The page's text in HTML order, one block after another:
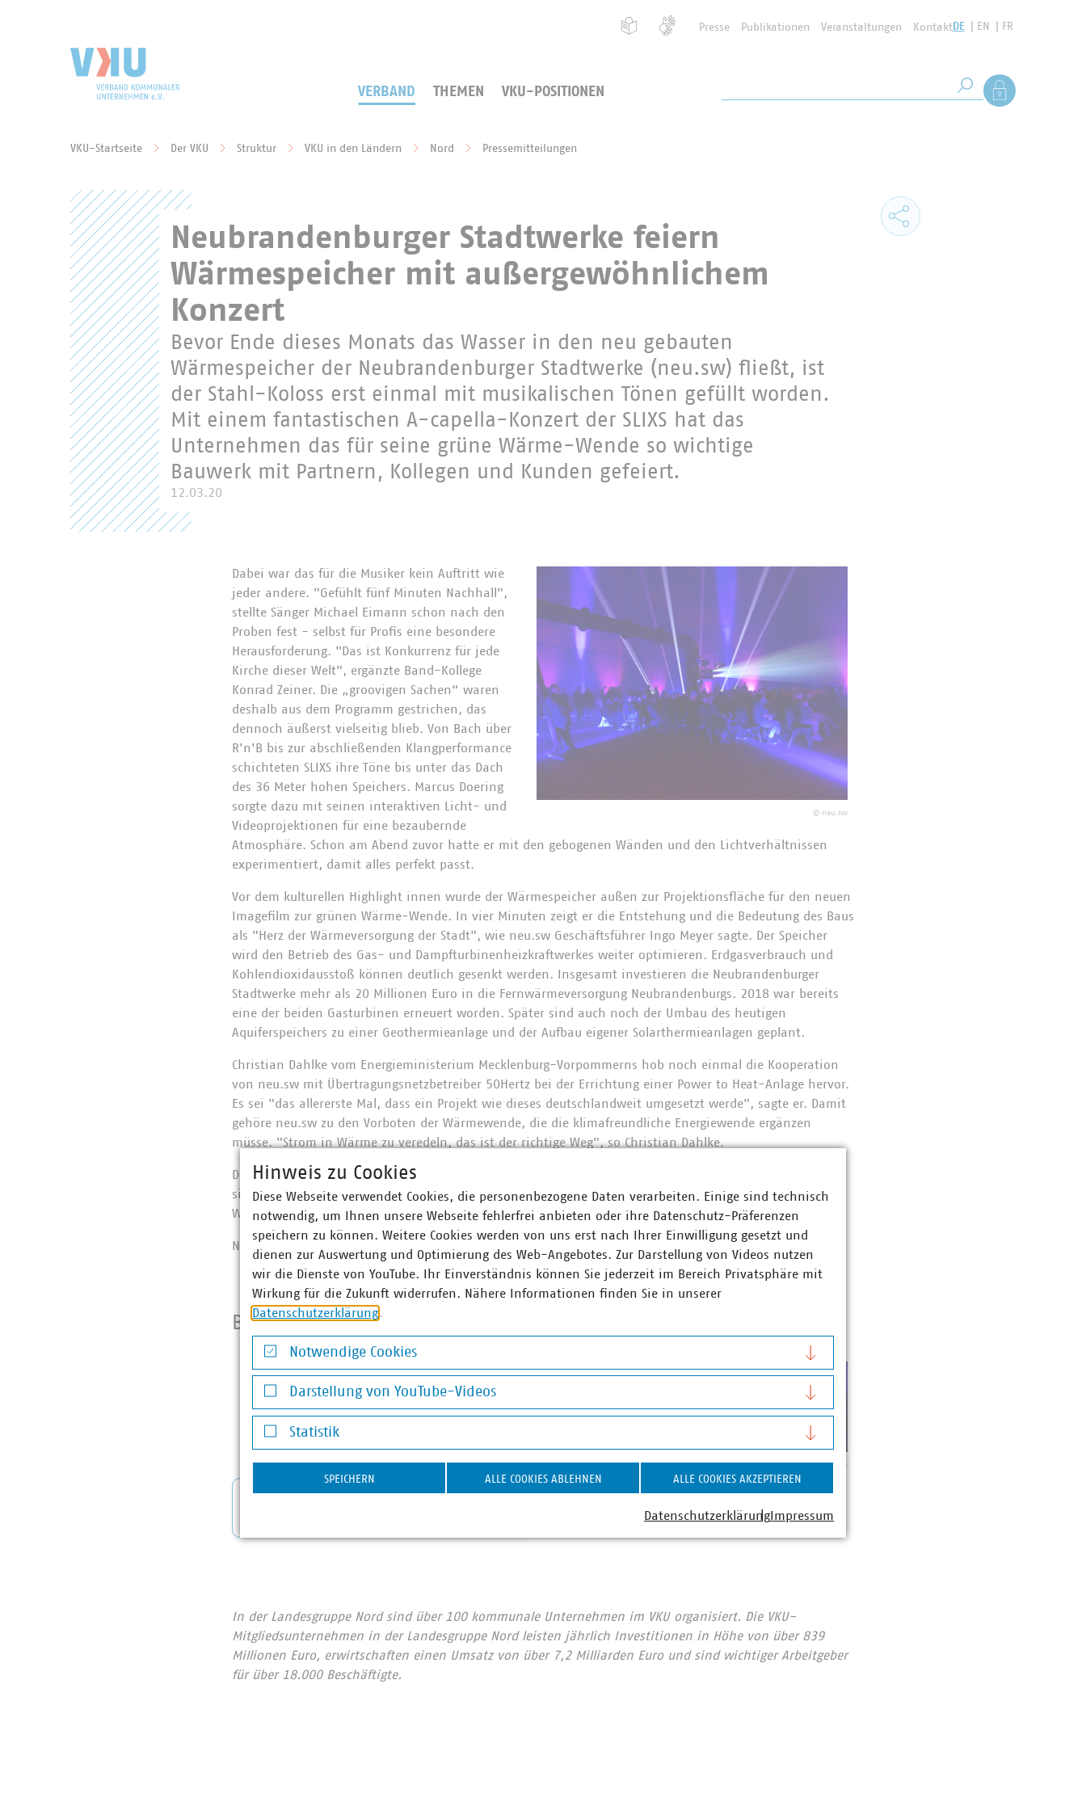
Presse Publikationen Veranstaltungen KontaktDE EN FR
VERBAND THEMEN VKU-POSITIONEN Suche starten
Als Mitglied
VKU-Startseite Der VKU Struktur VKU in den Ländern Nord Pressemitteilungen
Neubrandenburger Stadtwerke feiern
Wärmespeicher mit außergewöhnlichem
Konzert
Bevor Ende dieses Monats das Wasser in den neu gebauten
Wärmespeicher der Neubrandenburger Stadtwerke (neu.sw) fließt, ist
der Stahl-Koloss erst einmal mit musikalischen Tönen gefüllt worden.
Mit einem fantastischen A-capella-Konzert der SLIXS hat das
Unternehmen das für seine grüne Wärme-Wende so wichtige
Bauwerk mit Partnern, Kollegen und Kunden gefeiert.
12.03.20
© neu.sw
Dabei war das für die Musiker kein Auftritt wie
jeder andere. "Gefühlt fünf Minuten Nachhall",
stellte Sänger Michael Eimann schon nach den
Proben fest - selbst für Profis eine besondere
Herausforderung. "Das ist Konkurrenz für jede
Kirche dieser Welt", ergänzte Band-Kollege
Konrad Zeiner. Die „groovigen Sachen“ waren
deshalb aus dem Programm gestrichen, das
dennoch äußerst vielseitig blieb. Von Bach über
R'n'B bis zur abschließenden Klangperformance
schichteten SLIXS ihre Töne bis unter das Dach
des 36 Meter hohen Speichers. Marcus Doering
sorgte dazu mit seinen interaktiven Licht- und
Videoprojektionen für eine bezaubernde
Atmosphäre. Schon am Abend zuvor hatte er mit den gebogenen Wänden und den Lichtverhältnissen
experimentiert, damit alles perfekt passt.
Vor dem kulturellen Highlight innen wurde der Wärmespeicher außen zur Projektionsfläche für den neuen
Imagefilm zur grünen Wärme-Wende. In vier Minuten zeigt er die Entstehung und die Bedeutung des Baus
als "Herz der Wärmeversorgung der Stadt", wie neu.sw Geschäftsführer Ingo Meyer sagte. Der Speicher
wird den Betrieb des Gas- und Dampfturbinenheizkraftwerkes weiter optimieren. Erdgasverbrauch und
Kohlendioxidausstoß können deutlich gesenkt werden. Insgesamt investieren die Neubrandenburger
Stadtwerke mehr als 20 Millionen Euro in die Fernwärmeversorgung Neubrandenburgs. 2018 war bereits
eine der beiden Gasturbinen erneuert worden. Später sind auch noch der Umbau des heutigen
Aquiferspeichers zu einer Geothermieanlage und der Aufbau eigener Solarthermieanlagen geplant.
Christian Dahlke vom Energieministerium Mecklenburg-Vorpommerns hob noch einmal die Kooperation
von neu.sw mit Übertragungsnetzbetreiber 50Hertz bei der Errichtung einer Power to Heat-Anlage hervor.
Es sei "das allererste Mal, dass ein Projekt wie dieses deutschlandweit umgesetzt werde", sagte er. Damit
gehöre neu.sw zu den Vorboten der Wärmewende, die die klimafreundliche Energiewende ergänzen
müsse. "Strom in Wärme zu veredeln, das ist der richtige Weg", so Christian Dahlke.
Den Wärmespeicher für das Publikum zu öffnen, war offenbar auch richtig. Die Gäste jedenfalls zeigten
sich vom Konzert ebenso wie von dem riesigen Bauwerk beeindruckt. Klar wurde an diesem Abend: Der
Wärmespeicher ist fast zu schade, um "nur" mit Wasser gefüllt zu werden.
Neubrandenburger Stadtwerke GmbH
Bildergalerie zur Veranstaltung
©neu.sw ©neu.sw
In der Landesgruppe Nord sind über 100 kommunale Unternehmen im VKU organisiert. Die VKU-
Mitgliedsunternehmen in der Landesgruppe Nord leisten jährlich Investitionen in Höhe von über 839
Millionen Euro, erwirtschaften einen Umsatz von über 7,2 Milliarden Euro und sind wichtiger Arbeitgeber
für über 18.000 Beschäftigte.
Hinweis zu Cookies
Diese Webseite verwendet Cookies, die personenbezogene Daten verarbeiten. Einige sind technisch
notwendig, um Ihnen unsere Webseite fehlerfrei anbieten oder ihre Datenschutz-Präferenzen
speichern zu können. Weitere Cookies werden von uns erst nach Ihrer Einwilligung gesetzt und
dienen zur Auswertung und Optimierung des Web-Angebotes. Zur Darstellung von Videos nutzen
wir die Dienste von YouTube. Ihr Einverständnis können Sie jederzeit im Bereich Privatsphäre mit
Wirkung für die Zukunft widerrufen. Nähere Informationen finden Sie in unserer
Datenschutzerklärung.
Notwendige Cookies
Notwendige Cookies
Darstellung von YouTube-Videos
Darstellung von YouTube-Videos
Statistik
Statistik
SPEICHERN ALLE COOKIES ABLEHNEN ALLE COOKIES AKZEPTIEREN
DatenschutzerklärungImpressum